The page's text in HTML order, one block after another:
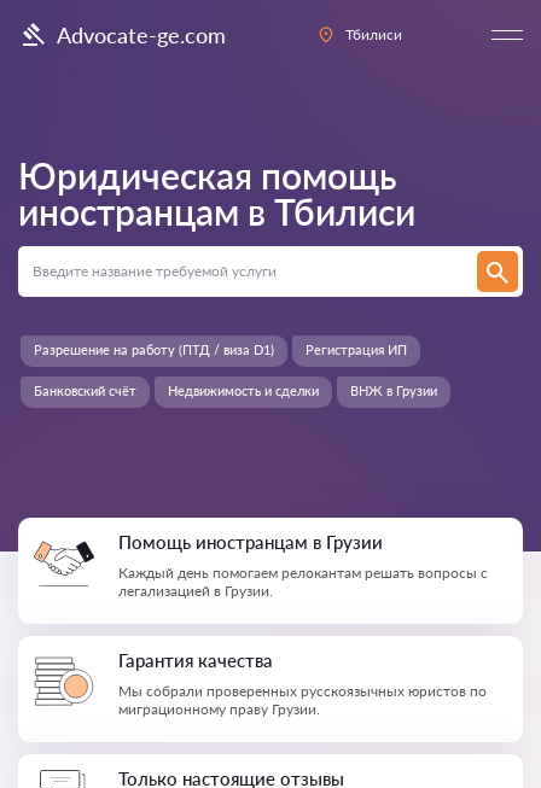
Advocate-ge.com Тбилиси
Юридическая помощь
иностранцам в Тбилиси
ВНЖ в Грузии
Разрешение на работу (ПТД / виза D1) Регистрация ИП
Банковский счёт Недвижимость и сделки
Помощь иностранцам в Грузии
Каждый день помогаем релокантам решать вопросы с
легализацией в Грузии.
Гарантия качества
Мы собрали проверенных русскоязычных юристов по
миграционному праву Грузии.
Только настоящие отзывы